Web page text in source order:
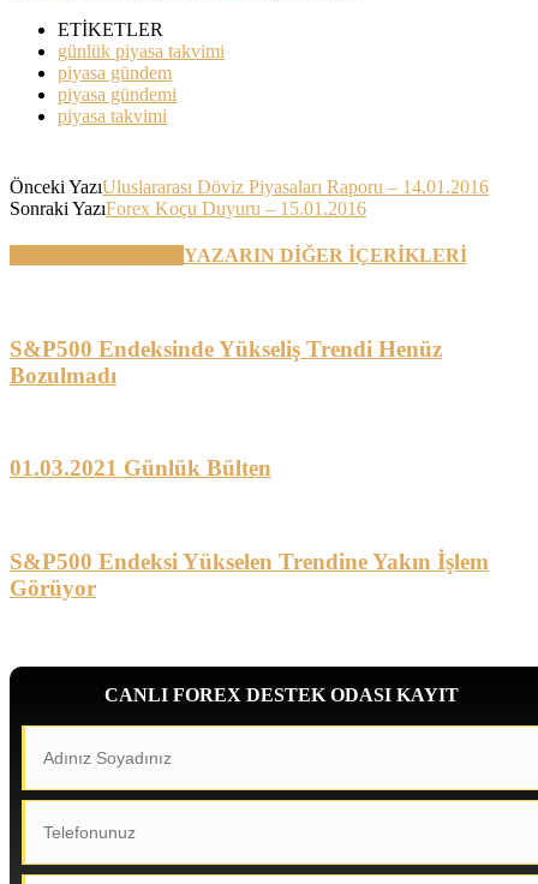
ETİKETLER
günlük piyasa takvimi
piyasa gündem
piyasa gündemi
piyasa takvimi
Önceki YazıUluslararası Döviz Piyasaları Raporu – 14.01.2016
Sonraki YazıForex Koçu Duyuru – 15.01.2016
YAZARIN DİĞER İÇERİKLERİ
S&P500 Endeksinde Yükseliş Trendi Henüz
Bozulmadı
01.03.2021 Günlük Bülten
S&P500 Endeksi Yükselen Trendine Yakın İşlem
Görüyor
CANLI FOREX DESTEK ODASI KAYIT